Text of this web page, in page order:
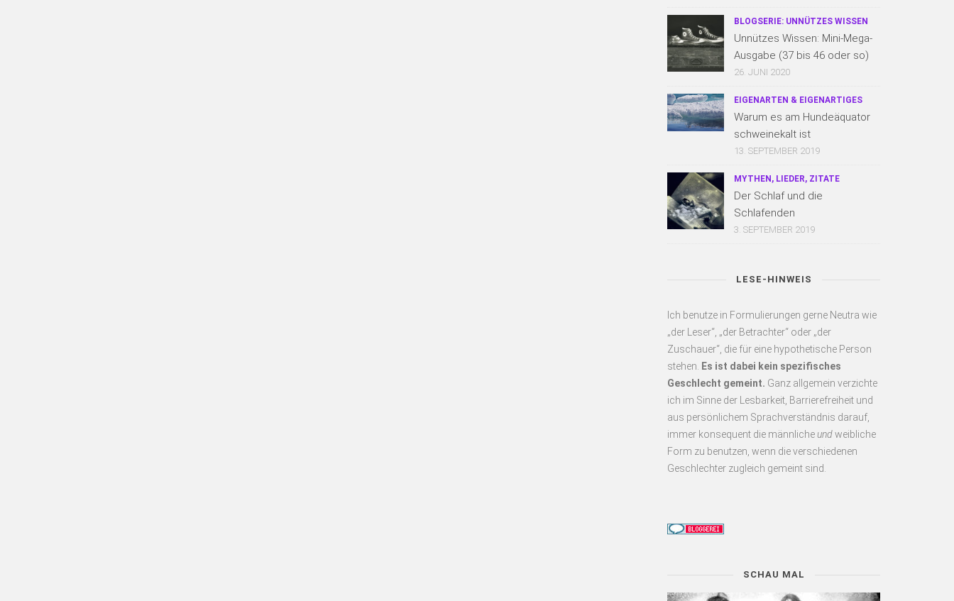
BLOGSERIE: UNNÜTZES WISSEN
Unnützes Wissen: Mini-Mega-
Ausgabe (37 bis 46 oder so)
26. JUNI 2020
EIGENARTEN & EIGENARTIGES
Warum es am Hundeäquator
schweinekalt ist
13. SEPTEMBER 2019
MYTHEN, LIEDER, ZITATE
Der Schlaf und die
Schlafenden
3. SEPTEMBER 2019
LESE-HINWEIS
Ich benutze in Formulierungen gerne Neutra wie
„der Leser“, „der Betrachter“ oder „der
Zuschauer“, die für eine hypothetische Person
stehen.
Es ist dabei kein spezifisches
Geschlecht gemeint. Ganz allgemein verzichte
ich im Sinne der Lesbarkeit, Barrierefreiheit und
aus persönlichem Sprachverständnis darauf,
immer konsequent die männlicheundweibliche
Form zu benutzen, wenn die verschiedenen
Geschlechter zugleich gemeint sind.
SCHAU MAL